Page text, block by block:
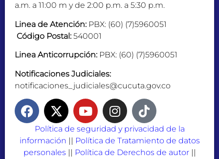
a.m. a 11:00 m y de 2:00 p.m. a 5:30 p.m.
Linea de Atención: PBX: (60) (7)5960051
Código Postal: 540001
Linea Anticorrupción: PBX: (60) (7)5960051
Notificaciones Judiciales:
notificaciones_judiciales@cucuta.gov.co
Política de seguridad y privacidad de la
información || Política de Tratamiento de datos
personales || Política de Derechos de autor||